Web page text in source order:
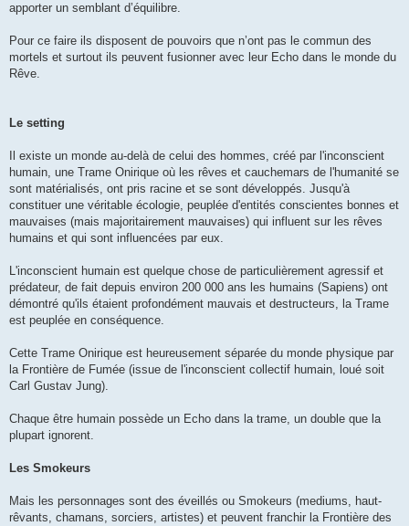
apporter un semblant d’équilibre.
Pour ce faire ils disposent de pouvoirs que n’ont pas le commun des
mortels et surtout ils peuvent fusionner avec leur Echo dans le monde du
Rêve.
Le setting
Il existe un monde au-delà de celui des hommes, créé par l'inconscient
humain, une Trame Onirique où les rêves et cauchemars de l'humanité se
sont matérialisés, ont pris racine et se sont développés. Jusqu'à
constituer une véritable écologie, peuplée d'entités conscientes bonnes et
mauvaises (mais majoritairement mauvaises) qui influent sur les rêves
humains et qui sont influencées par eux.
L'inconscient humain est quelque chose de particulièrement agressif et
prédateur, de fait depuis environ 200 000 ans les humains (Sapiens) ont
démontré qu'ils étaient profondément mauvais et destructeurs, la Trame
est peuplée en conséquence.
Cette Trame Onirique est heureusement séparée du monde physique par
la Frontière de Fumée (issue de l'inconscient collectif humain, loué soit
Carl Gustav Jung).
Chaque être humain possède un Echo dans la trame, un double que la
plupart ignorent.
Les Smokeurs
Mais les personnages sont des éveillés ou Smokeurs (mediums, haut-
rêvants, chamans, sorciers, artistes) et peuvent franchir la Frontière des